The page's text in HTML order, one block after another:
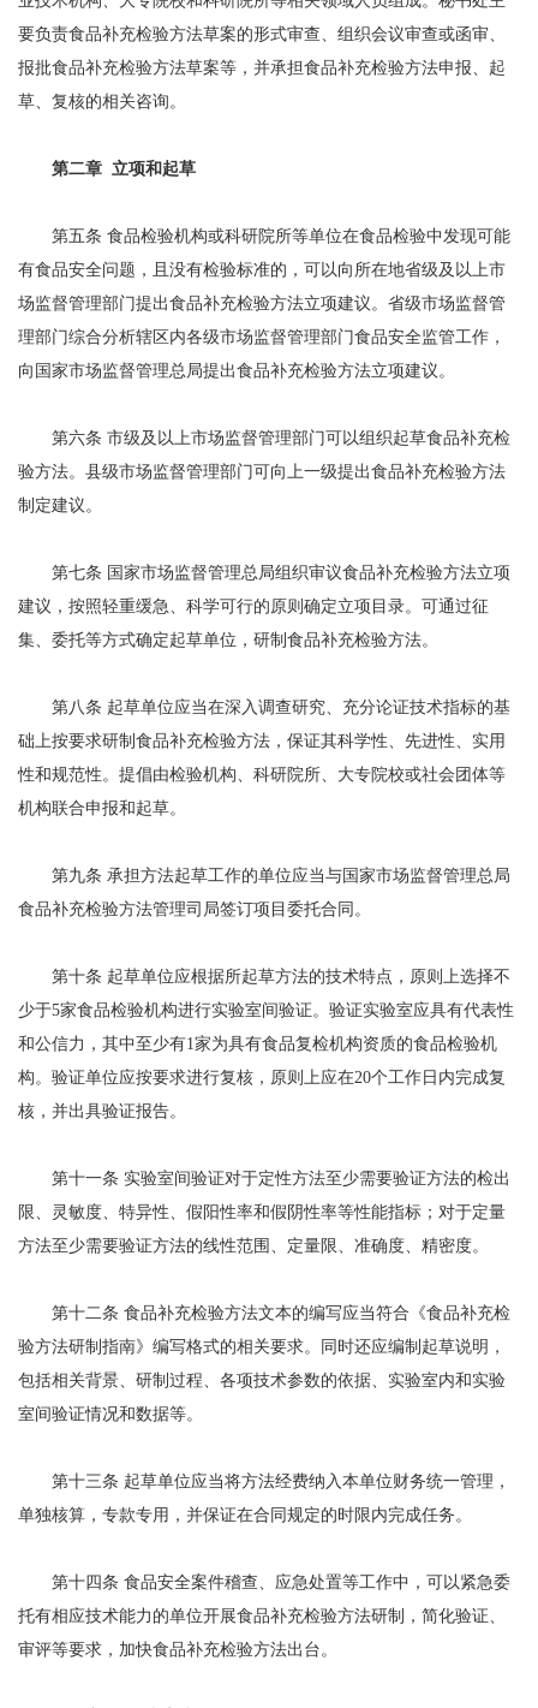
要负责食品补充检验方法草案的形式审查、组织会议审查或函审、
报批食品补充检验方法草案等，并承担食品补充检验方法申报、起
草、复核的相关咨询。
第二章 立项和起草
第五条 食品检验机构或科研院所等单位在食品检验中发现可能
有食品安全问题，且没有检验标准的，可以向所在地省级及以上市
场监督管理部门提出食品补充检验方法立项建议。省级市场监督管
理部门综合分析辖区内各级市场监督管理部门食品安全监管工作，
向国家市场监督管理总局提出食品补充检验方法立项建议。
第六条 市级及以上市场监督管理部门可以组织起草食品补充检
验方法。县级市场监督管理部门可向上一级提出食品补充检验方法
制定建议。
第七条 国家市场监督管理总局组织审议食品补充检验方法立项
建议，按照轻重缓急、科学可行的原则确定立项目录。可通过征
集、委托等方式确定起草单位，研制食品补充检验方法。
第八条 起草单位应当在深入调查研究、充分论证技术指标的基
础上按要求研制食品补充检验方法，保证其科学性、先进性、实用
性和规范性。提倡由检验机构、科研院所、大专院校或社会团体等
机构联合申报和起草。
第九条 承担方法起草工作的单位应当与国家市场监督管理总局
食品补充检验方法管理司局签订项目委托合同。
第十条 起草单位应根据所起草方法的技术特点，原则上选择不
少于5家食品检验机构进行实验室间验证。验证实验室应具有代表性
和公信力，其中至少有1家为具有食品复检机构资质的食品检验机
构。验证单位应按要求进行复核，原则上应在20个工作日内完成复
核，并出具验证报告。
第十一条 实验室间验证对于定性方法至少需要验证方法的检出
限、灵敏度、特异性、假阳性率和假阴性率等性能指标；对于定量
方法至少需要验证方法的线性范围、定量限、准确度、精密度。
第十二条 食品补充检验方法文本的编写应当符合《食品补充检
验方法研制指南》编写格式的相关要求。同时还应编制起草说明，
包括相关背景、研制过程、各项技术参数的依据、实验室内和实验
室间验证情况和数据等。
第十三条 起草单位应当将方法经费纳入本单位财务统一管理，
单独核算，专款专用，并保证在合同规定的时限内完成任务。
第十四条 食品安全案件稽查、应急处置等工作中，可以紧急委
托有相应技术能力的单位开展食品补充检验方法研制，简化验证、
审评等要求，加快食品补充检验方法出台。